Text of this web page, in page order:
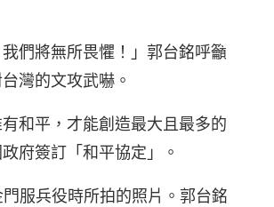
們將無所畏懼！」郭台銘呼籲
灣的文攻武嚇。
和平，才能創造最大且最多的
府簽訂「和平協定」。
服兵役時所拍的照片。郭台銘